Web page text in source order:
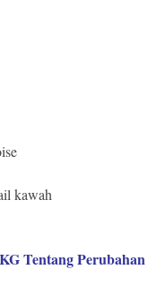
kawah
Tentang Perubahan